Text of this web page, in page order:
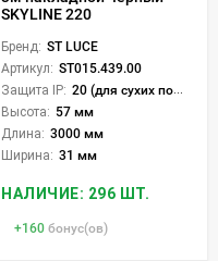
SKYLINE 220
Бренд: ST LUCE
Артикул: ST015.439.00
Защита IP: 20 (для сухих пом.)
Высота: 57 мм
Длина: 3000 мм
Ширина: 31 мм
НАЛИЧИЕ: 296 ШТ.
+160 бонус(ов)